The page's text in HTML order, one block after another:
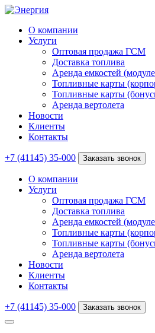
О компании
Услуги
Оптовая продажа ГСМ
Доставка топлива
Аренда емкостей
Топливные карты
Топливные карты
Аренда вертолета
Новости
Клиенты
Контакты
+7 (41145) 35-000 Заказать звонок
О компании
Услуги
Оптовая продажа ГСМ
Доставка топлива
Аренда емкостей
Топливные карты
Топливные карты
Аренда вертолета
Новости
Клиенты
Контакты
+7 (41145) 35-000 Заказать звонок